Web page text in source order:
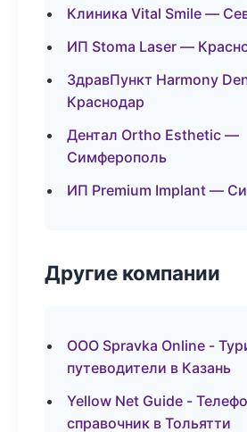
Клиника Vital Smile —
ИП Stoma Laser —
ЗдравПункт Harmony
Краснодар
Дентал Ortho Esthetic —
Симферополь
ИП Premium Implant —
Другие компании
ООО Spravka Online -
путеводители в Казань
Yellow Net Guide -
справочник в Тольятти